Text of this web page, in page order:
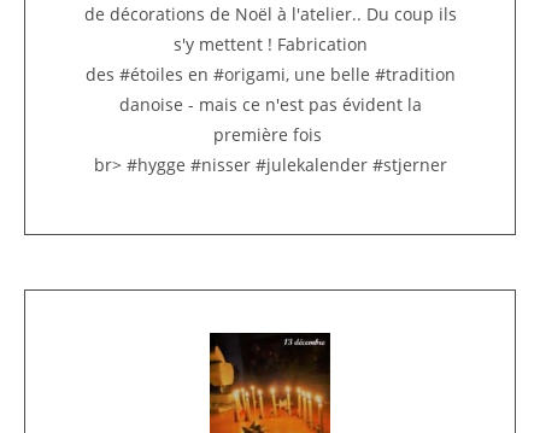
de décorations de Noël à l'atelier.. Du coup ils
s'y mettent ! Fabrication
des #étoiles en #origami, une belle #tradition
danoise - mais ce n'est pas évident la
première fois
br> #hygge #nisser #julekalender #stjerner